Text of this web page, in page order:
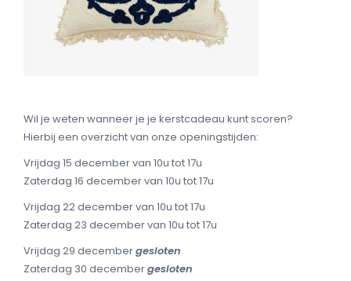
Wil je weten wanneer je je kerstcadeau kunt scoren?
Hierbij een overzicht van onze openingstijden:
Vrijdag 15 december van 10u tot 17u
Zaterdag 16 december van 10u tot 17u
Vrijdag 22 december van 10u tot 17u
Zaterdag 23 december van 10u tot 17u
Vrijdag 29 decembergesloten
Zaterdag 30 decembergesloten